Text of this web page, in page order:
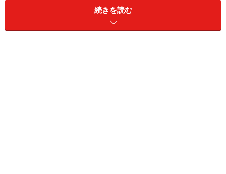
続きを読む